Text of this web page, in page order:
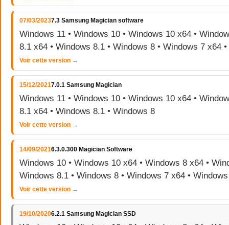
07/03/20237.3 Samsung Magician software
Windows 11 • Windows 10 • Windows 10 x64 •
8.1 x64 • Windows 8.1 • Windows 8 • Windows 7 x64
Voir cette version →
15/12/20217.0.1 Samsung Magician
Windows 11 • Windows 10 • Windows 10 x64 •
8.1 x64 • Windows 8.1 • Windows 8
Voir cette version →
14/09/20216.3.0.300 Magician Software
Windows 10 • Windows 10 x64 • Windows 8 x64 •
Windows 8.1 • Windows 8 • Windows 7 x64 •
Voir cette version →
19/10/20206.2.1 Samsung Magician SSD